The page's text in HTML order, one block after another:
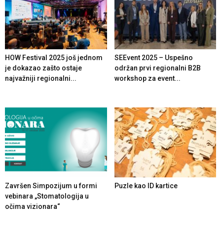
HOW Festival 2025 još jednom
je dokazao zašto ostaje
najvažniji regionalni...
SEEvent 2025 – Uspešno
održan prvi regionalni B2B
workshop za event...
Završen Simpozijum u formi
vebinara „Stomatologija u
očima vizionara“
Puzle kao ID kartice